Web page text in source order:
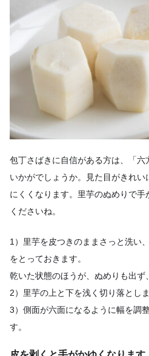
包丁さばきに自信がある方は、「
いかがでしょうか。見た目がきれ
にくくなります。里芋のぬめりで
くださいね。
1）里芋を皮つきのままさっと洗い
をとっておきます。
乾いた状態のほうが、ぬめりも出ず
2）里芋の上と下を浅く切り落としま
3）側面が六面になるように幅を調
す。